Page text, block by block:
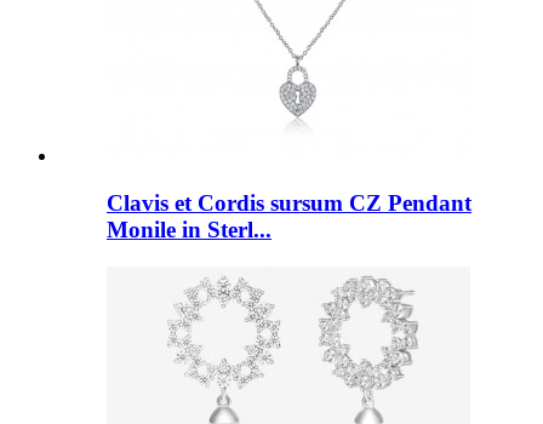
Clavis et Cordis sursum CZ Pendant
Monile in Sterl...